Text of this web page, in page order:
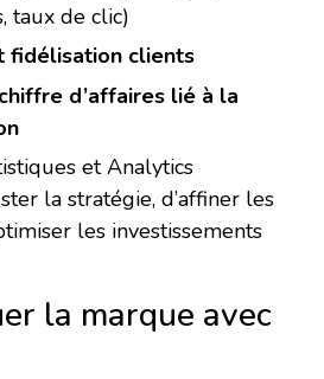
taux de clic)
fidélisation clients
d’affaires lié à la
et Analytics
la stratégie, d’affiner les
les investissements
la marque avec